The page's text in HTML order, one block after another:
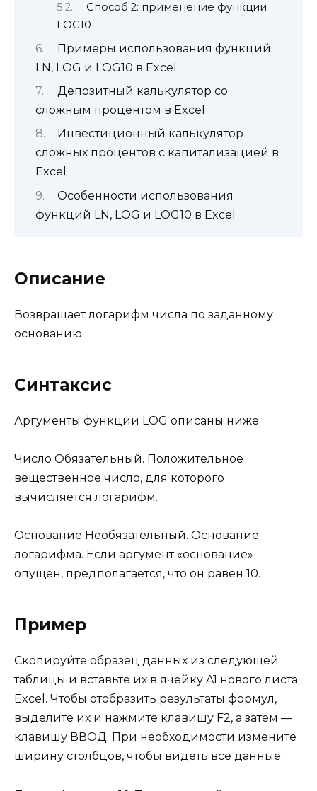
Способ 2: применение функции
LOG10
Примеры использования функций
LN, LOG и LOG10 в Excel
Депозитный калькулятор со
сложным процентом в Excel
Инвестиционный калькулятор
сложных процентов с капитализацией в
Excel
Особенности использования
функций LN, LOG и LOG10 в Excel
Описание
Возвращает логарифм числа по заданному
основанию.
Синтаксис
Аргументы функции LOG описаны ниже.
Число Обязательный. Положительное
вещественное число, для которого
вычисляется логарифм.
Основание Необязательный. Основание
логарифма. Если аргумент «основание»
опущен, предполагается, что он равен 10.
Пример
Скопируйте образец данных из следующей
таблицы и вставьте их в ячейку A1 нового листа
Excel. Чтобы отобразить результаты формул,
выделите их и нажмите клавишу F2, а затем —
клавишу ВВОД. При необходимости измените
ширину столбцов, чтобы видеть все данные.